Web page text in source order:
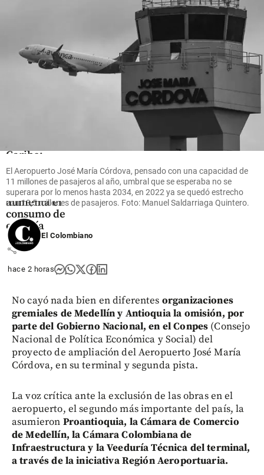
Energía
Caribe:
Barranquilla
alcanza los
35°C y
aumenta el
consumo de
energía
share
El Aeropuerto José María Córdova, pensado con una capacidad de
11 millones de pasajeros al año, umbral que se esperaba no se
superara por lo menos hasta 2034, en 2022 ya se quedó estrecho
con 13,5 millones de pasajeros. Foto: Manuel Saldarriaga Quintero.
El Colombiano
hace 2 horas
No cayó nada bien en diferentes organizaciones
gremiales de Medellín y Antioquia la omisión, por
parte del Gobierno Nacional, en el Conpes (Consejo
Nacional de Política Económica y Social) del
proyecto de ampliación del Aeropuerto José María
Córdova, en su terminal y segunda pista.
La voz crítica ante la exclusión de las obras en el
aeropuerto, el segundo más importante del país, la
asumieron Proantioquia, la Cámara de Comercio
de Medellín, la Cámara Colombiana de
Infraestructura y la Veeduría Técnica del terminal,
a través de la iniciativa Región Aeroportuaria.